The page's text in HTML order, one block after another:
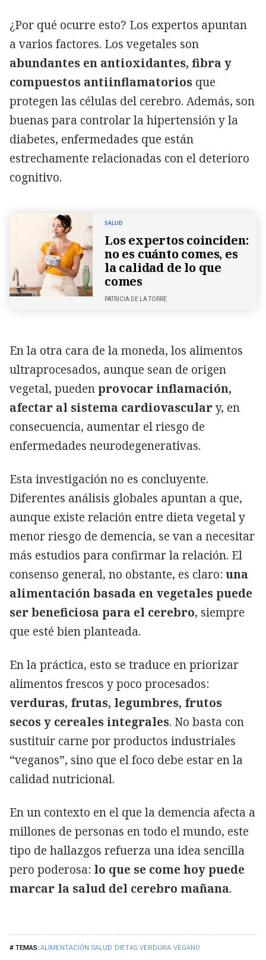
ALIMENTACIÓN SALUD DIETAS VERDURA VEGANO
¿Por qué ocurre esto? Los expertos apuntan
a varios factores. Los vegetales son
abundantes en antioxidantes, fibra y
compuestos antiinflamatorios que
protegen las células del cerebro. Además, son
buenas para controlar la hipertensión y la
diabetes, enfermedades que están
estrechamente relacionadas con el deterioro
cognitivo.
SALUD
Los expertos coinciden:
no es cuánto comes, es
la calidad de lo que
comes
PATRICIA DE LA TORRE
En la otra cara de la moneda, los alimentos
ultraprocesados, aunque sean de origen
vegetal, pueden provocar inflamación,
afectar al sistema cardiovasculary, en
consecuencia, aumentar el riesgo de
enfermedades neurodegenerativas.
Esta investigación no es concluyente.
Diferentes análisis globales apuntan a que,
aunque existe relación entre dieta vegetal y
menor riesgo de demencia, se van a necesitar
más estudios para confirmar la relación. El
consenso general, no obstante, es claro: una
alimentación basada en vegetales puede
ser beneficiosa para el cerebro, siempre
que esté bien planteada.
En la práctica, esto se traduce en priorizar
alimentos frescos y poco procesados:
verduras, frutas, legumbres, frutos
secos y cereales integrales. No basta con
sustituir carne por productos industriales
“veganos”, sino que el foco debe estar en la
calidad nutricional.
En un contexto en el que la demencia afecta a
millones de personas en todo el mundo, este
tipo de hallazgos refuerza una idea sencilla
pero poderosa: lo que se come hoy puede
marcar la salud del cerebro mañana.